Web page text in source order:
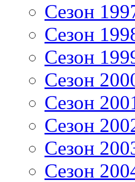
Сезон
Сезон
Сезон
Сезон
Сезон
Сезон
Сезон
Сезон